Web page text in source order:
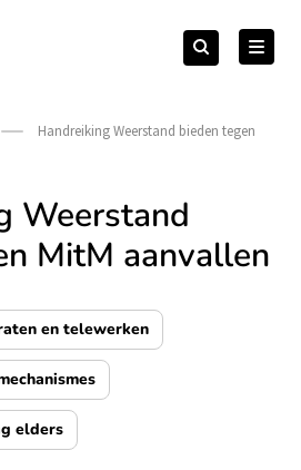
– by SURF
Zoeken
naar:Zoeken
Handreiking Weerstand bieden tegen
Weerstand
MitM aanvallen
en telewerken
elders